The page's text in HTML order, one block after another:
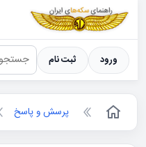
سکه ها ؛ راهنمای
ورود ثبت نام
پرسش و پاسخ